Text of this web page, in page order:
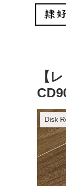
【
Disk